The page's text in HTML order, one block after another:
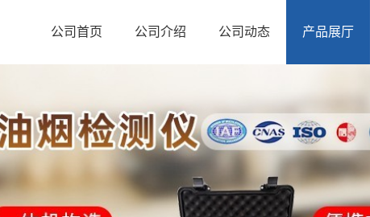
公司首页 公司介绍 公司动态 产品展厅